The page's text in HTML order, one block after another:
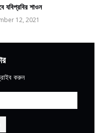
যবিপ্রবির শাওন
12, 2021
করুন